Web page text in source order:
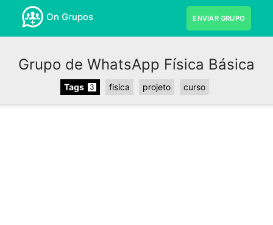
On Grupos ENVIAR GRUPO
Grupo de WhatsApp Física Básica
Tags 3 fisica projeto curso